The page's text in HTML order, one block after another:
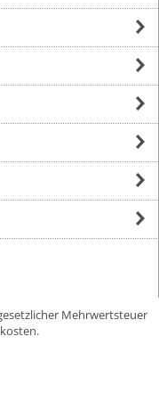
Mehrwertsteuer